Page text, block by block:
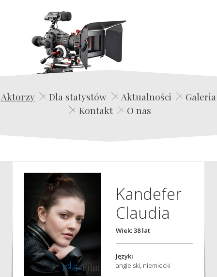
Edwin Film Agencja Aktorska
Aktorzy Dla statystów Aktualności
Galeria
Kontakt
O nas
Kandefer
Claudia
Wiek: 38 lat
Języki
angielski, niemiecki